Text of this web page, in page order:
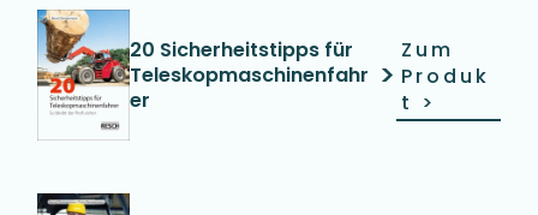
20 Sicherheitstipps für
Teleskopmaschinenfahr
er
>
Zum
Produk
t >